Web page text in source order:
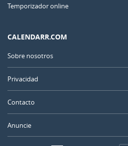
Temporizador online
CALENDARR.COM
Sobre nosotros
Privacidad
Contacto
Anuncie